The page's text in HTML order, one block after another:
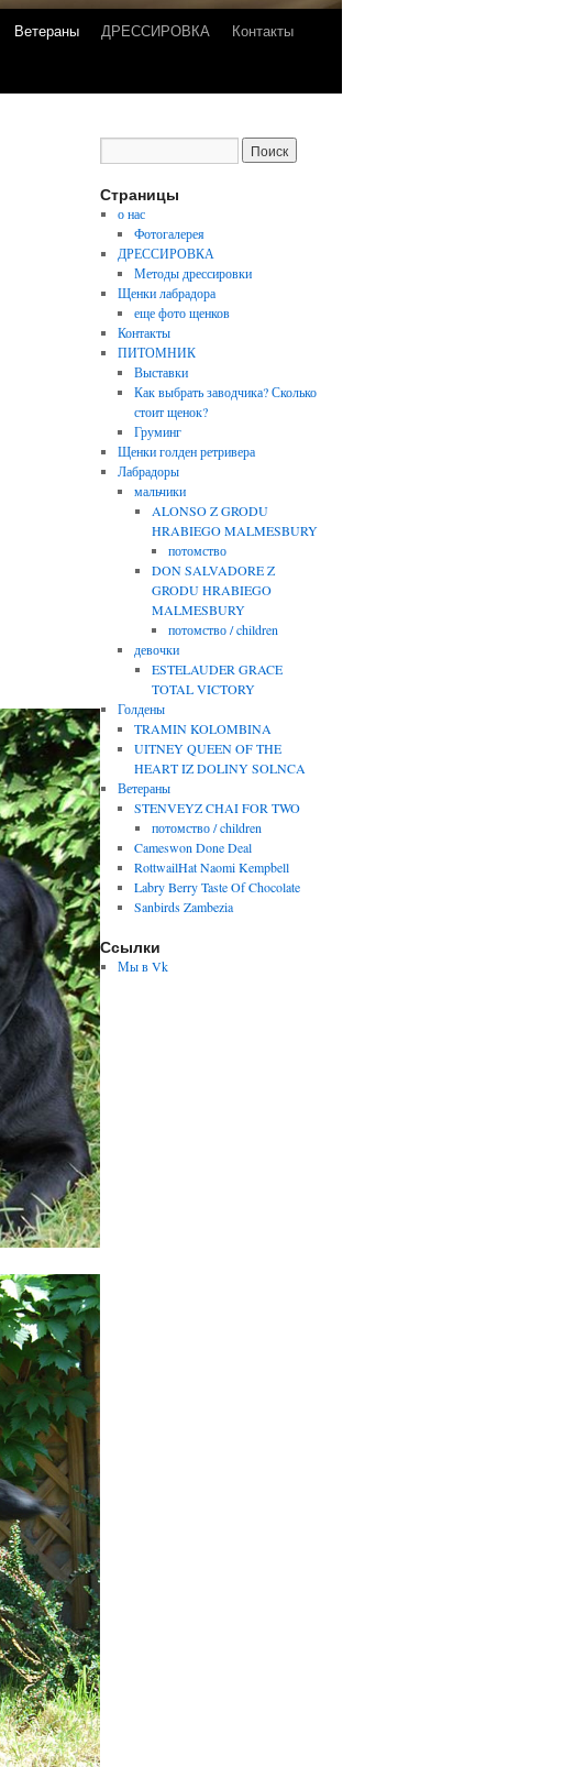
Ветераны ДРЕССИРОВКА
Контакты
Страницы
о нас
Фотогалерея
ДРЕССИРОВКА
Методы дрессировки
Щенки лабрадора
еще фото щенков
Контакты
ПИТОМНИК
Выставки
Как выбрать заводчика? Сколько
стоит щенок?
Груминг
Щенки голден ретривера
Лабрадоры
мальчики
ALONSO Z GRODU
HRABIEGO MALMESBURY
потомство
DON SALVADORE Z
GRODU HRABIEGO
MALMESBURY
потомство / children
девочки
ESTELAUDER GRACE
TOTAL VICTORY
Голдены
TRAMIN KOLOMBINA
UITNEY QUEEN OF THE
HEART IZ DOLINY SOLNCA
Ветераны
STENVEYZ CHAI FOR TWO
потомство / children
Cameswon Done Deal
RottwailHat Naomi Kempbell
Labry Berry Taste Of Chocolate
Sanbirds Zambezia
Ссылки
Мы в Vk